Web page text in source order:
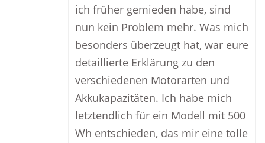
ich früher gemieden habe, sind
nun kein Problem mehr. Was mich
besonders überzeugt hat, war eure
detaillierte Erklärung zu den
verschiedenen Motorarten und
Akkukapazitäten. Ich habe mich
letztendlich für ein Modell mit 500
Wh entschieden, das mir eine tolle